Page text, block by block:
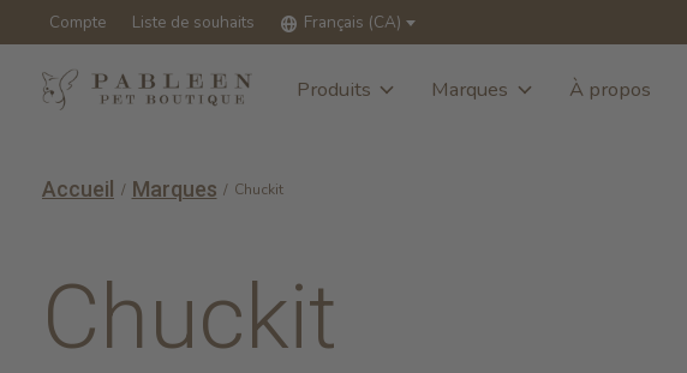
Compte Liste de souhaits Français (CA)
Produits Marques À propos
Accueil / Marques / Chuckit
Chuckit